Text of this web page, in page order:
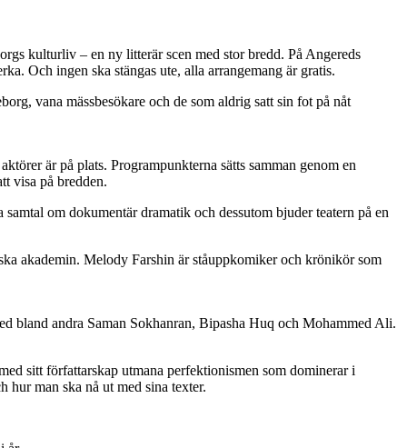
kulturliv – en ny litterär scen med stor bredd. På Angereds
Och ingen ska stängas ute, alla arrangemang är gratis.
vana mässbesökare och de som aldrig satt sin fot på nåt
är på plats. Programpunkterna sätts samman genom en
visa på bredden.
om dokumentär dramatik och dessutom bjuder teatern på en
akademin. Melody Farshin är ståuppkomiker och krönikör som
bland andra Saman Sokhanran, Bipasha Huq och Mohammed Ali.
sitt författarskap utmana perfektionismen som dominerar i
hur man ska nå ut med sina texter.